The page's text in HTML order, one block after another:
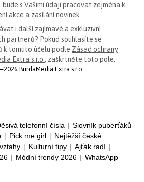
bude s Vašimi údaji pracovat zejména k
akce a zasílání novinek.
i další zajímavé a exkluzivní
partnerů? Pokud souhlasíte se
k tomuto účelu podle Zásad ochrany
Extra s.r.o. , zaškrtněte toto pole.
BurdaMedia Extra s.r.o.
telefonní čísla | Slovník puberťáků
| Pick me girl | Nejtěžší české
| Kulturní tipy | Ajťák radí |
| Módní trendy 2026 | WhatsApp